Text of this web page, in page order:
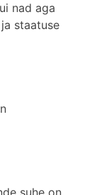
nad aga
staatuse
suhe on